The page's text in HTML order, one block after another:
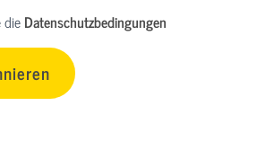
dieDatenschutzbedingungen